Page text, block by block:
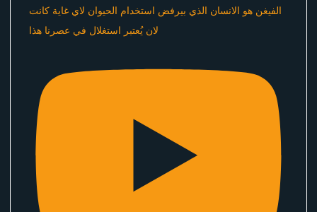
الفيغن هو الانسان الذي بيرفض استخدام الحيوان لاي غاية كانت